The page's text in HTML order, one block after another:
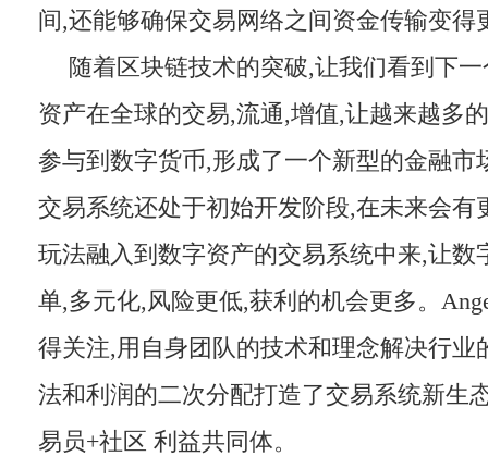
间,还能够确保交易网络之间资金传输变得
随着区块链技术的突破,让我们看到下
资产在全球的交易,流通,增值,让越来越多
参与到数字货币,形成了一个新型的金融市
交易系统还处于初始开发阶段,在未来会有
玩法融入到数字资产的交易系统中来,让数
单,多元化,风险更低,获利的机会更多。
得关注,用自身团队的技术和理念解决行业
法和利润的二次分配打造了交易系统新生
易员+社区 利益共同体。